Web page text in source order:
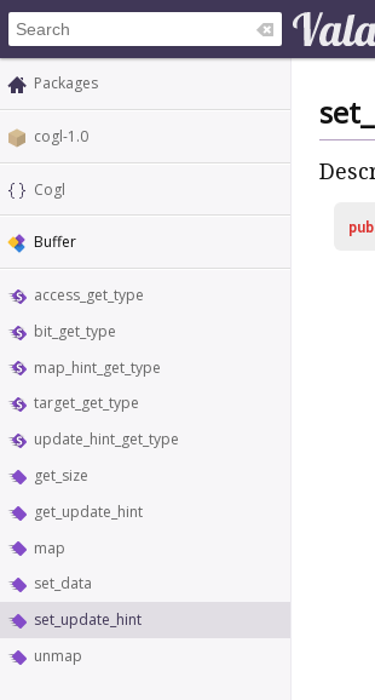
Packages
cogl-1.0
Cogl
Buffer
access_get_type
bit_get_type
map_hint_get_type
target_get_type
update_hint_get_type
get_size
get_update_hint
map
set_data
set_update_hint
unmap